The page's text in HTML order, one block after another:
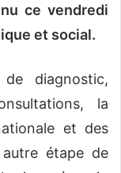
ce vendredi
et social.
diagnostic,
la
et des
étape de